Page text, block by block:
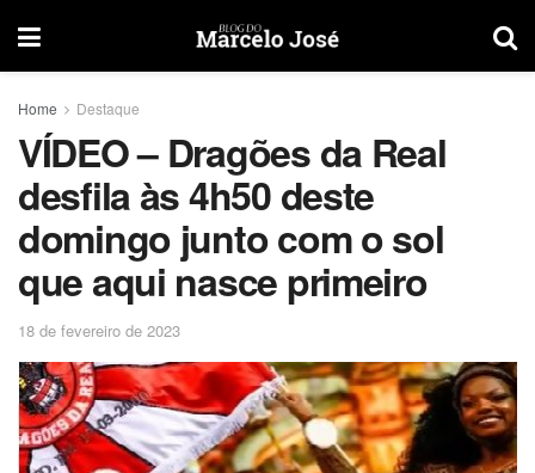
Home Destaque
VÍDEO – Dragões da Real
desfila às 4h50 deste
domingo junto com o sol
que aqui nasce primeiro
18 de fevereiro de 2023